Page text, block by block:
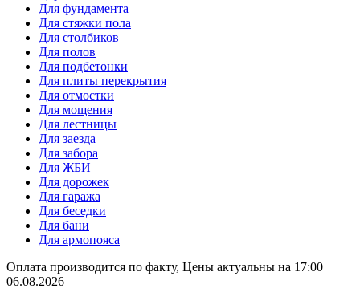
Для фундамента
Для стяжки пола
Для столбиков
Для полов
Для подбетонки
Для плиты перекрытия
Для отмостки
Для мощения
Для лестницы
Для заезда
Для забора
Для ЖБИ
Для дорожек
Для гаража
Для беседки
Для бани
Для армопояса
Оплата производится по факту, Цены актуальны на 17:00
06.08.2026